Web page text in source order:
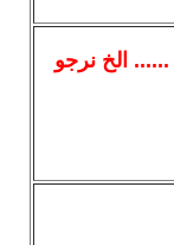
...... الخ نرجو